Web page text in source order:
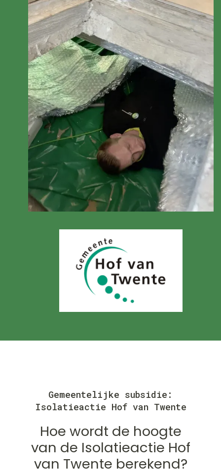
Gemeentelijke subsidie:
Isolatieactie Hof van Twente
Hoe wordt de hoogte
van de Isolatieactie Hof
van Twente berekend?